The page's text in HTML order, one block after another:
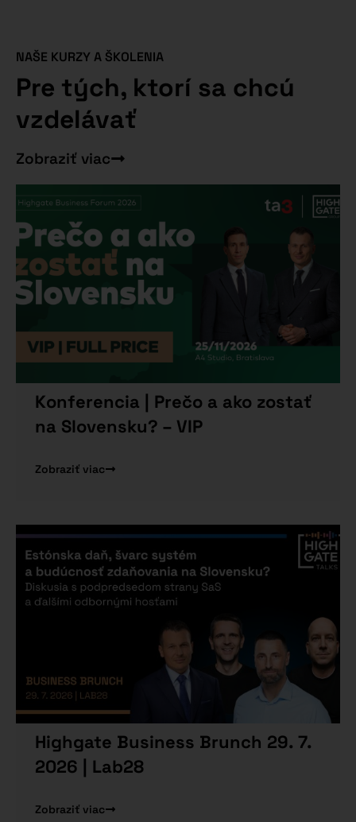
NAŠE KURZY A ŠKOLENIA
Pre tých, ktorí sa chcú
vzdelávať
Zobraziť viac
Konferencia | Prečo a ako zostať
na Slovensku? – VIP
Zobraziť viac
Highgate Business Brunch 29. 7.
2026 | Lab28
Zobraziť viac